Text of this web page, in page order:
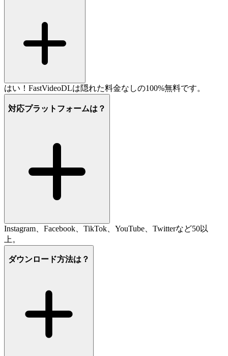
はい！FastVideoDLは隠れた料金なしの100%無料です。
対応プラットフォームは？
Instagram、Facebook、TikTok、YouTube、Twitterなど50以
上。
ダウンロード方法は？